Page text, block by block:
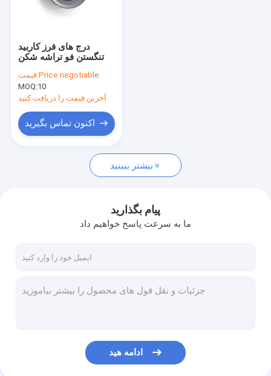
درج های فرز کاربید
تنگستن فو تراشه شکن
قیمت:Price negotiable
MOQ:10
آخرین قیمت را دریافت کنید
اکنون تماس بگیرید
بیشتر ببینید
پیام بگذارید
ما به سرعت پاسخ خواهیم داد
ادامه هید